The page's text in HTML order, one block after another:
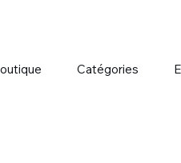
Catégories